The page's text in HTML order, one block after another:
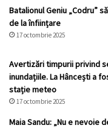
Batalionul Geniu „Codru”
de la înființare
17 octombrie 2025
Avertizări timpurii privind
inundațiile. La Hâncești a
stație meteo
17 octombrie 2025
Maia Sandu: „Nu e nevoie